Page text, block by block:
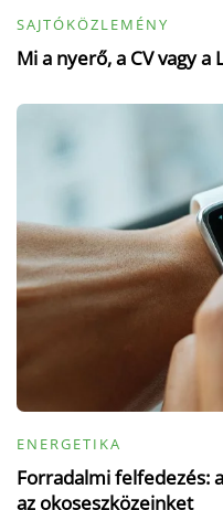
SAJTÓKÖZLEMÉNY
Mi a nyerő, a CV vagy a
ENERGETIKA
Forradalmi felfedezés:
az okoseszközeinket